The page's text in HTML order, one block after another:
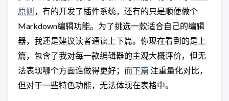
原则，有的开发了插件系统，还有的只是顺便做个
Markdown编辑功能。为了挑选一款适合自己的编辑
器，我还是建议读者通读上下篇。你现在看到的是上
篇，包含了我对每一款编辑器的主观大概评价，但无
法表现哪个方面谁做得更好；而下篇 注重量化对比，
但对于一些特色功能，无法体现在表格中。